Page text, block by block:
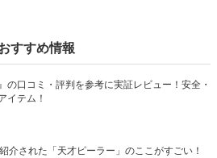
すすめ情報
の口コミ・評判を参考に実証レビュー！安全・
イテム！
介された「天才ピーラー」のここがすごい！